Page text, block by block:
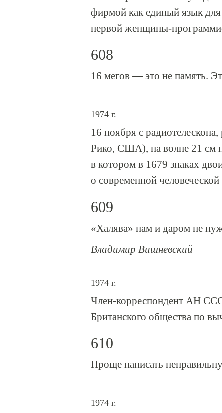
фирмой как единый язык
первой женщины-
608
16 мегов — это не память.
1974 г.
16 ноября с
Рико, США), на волне 21 см
в котором в 1679 знаках
о современной
609
«Халява» нам и даром не
Владимир Вишневский
1974 г.
Член-корреспондент АН
Британского общества по
610
Проще написать
1974 г.